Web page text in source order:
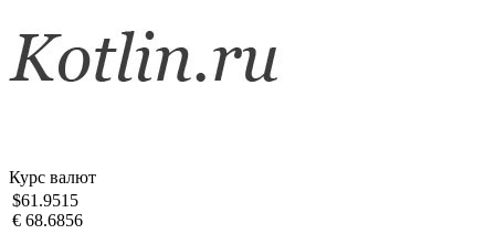
Курс валют
$61.9515
€ 68.6856